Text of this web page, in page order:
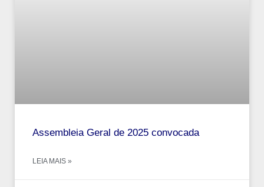
Assembleia Geral de 2025 convocada
LEIA MAIS »